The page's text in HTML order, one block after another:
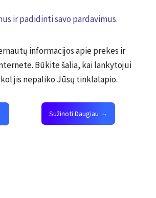
ir padidinti savo pardavimus.
informacijos apie prekes ir
Būkite šalia, kai lankytojui
jis nepaliko Jūsų tinklalapio.
Sužinoti Daugiau →